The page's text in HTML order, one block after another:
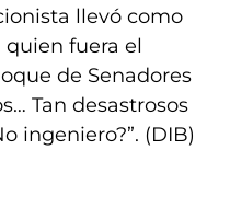
llevó como
fuera el
de Senadores
Tan desastrosos
ingeniero?”. (DIB)